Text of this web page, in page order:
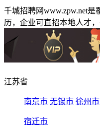
千城招聘网www.zpw.net
历，企业可直招本地人才
江苏省
南京市 无锡市 徐州市
宿迁市